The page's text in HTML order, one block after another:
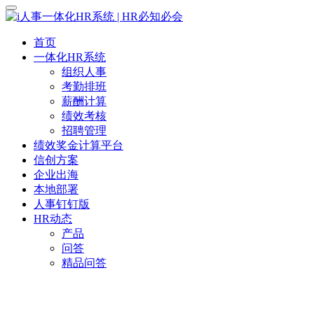
首页
一体化HR系统
组织人事
考勤排班
薪酬计算
绩效考核
招聘管理
绩效奖金计算平台
信创方案
企业出海
本地部署
人事钉钉版
HR动态
产品
问答
精品问答